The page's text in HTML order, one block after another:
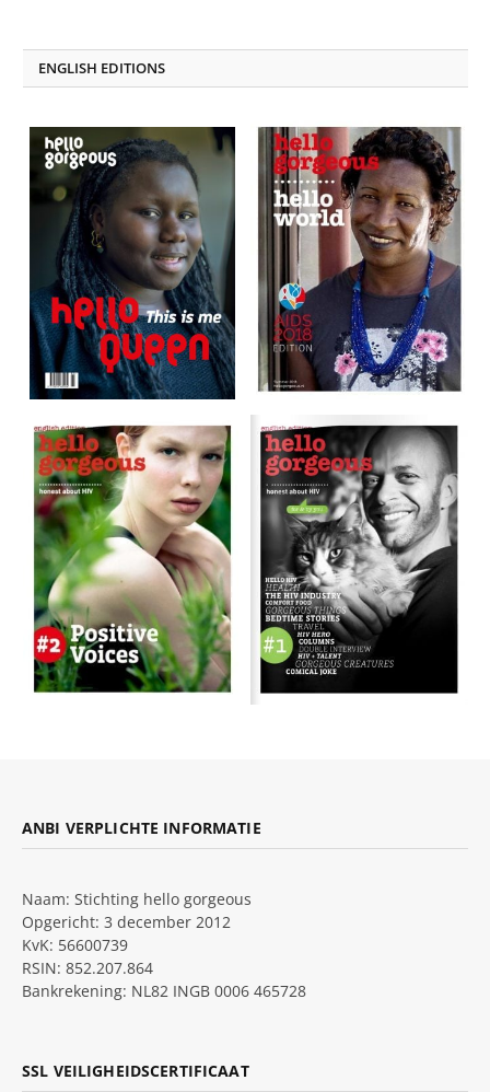
ENGLISH EDITIONS
ANBI VERPLICHTE INFORMATIE
Naam: Stichting hello gorgeous
Opgericht: 3 december 2012
KvK: 56600739
RSIN: 852.207.864
Bankrekening: NL82 INGB 0006 465728
SSL VEILIGHEIDSCERTIFICAAT